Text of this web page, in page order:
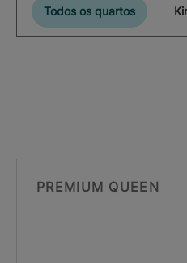
Todos os quartos
PREMIUM QUEEN